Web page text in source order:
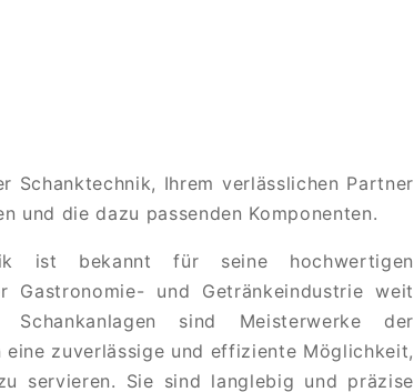
Schanktechnik, Ihrem verlässlichen Partner
und die dazu passenden Komponenten.
ist bekannt für seine hochwertigen
Gastronomie- und Getränkeindustrie weit
sind Meisterwerke der
eine zuverlässige und effiziente Möglichkeit,
servieren. Sie sind langlebig und präzise